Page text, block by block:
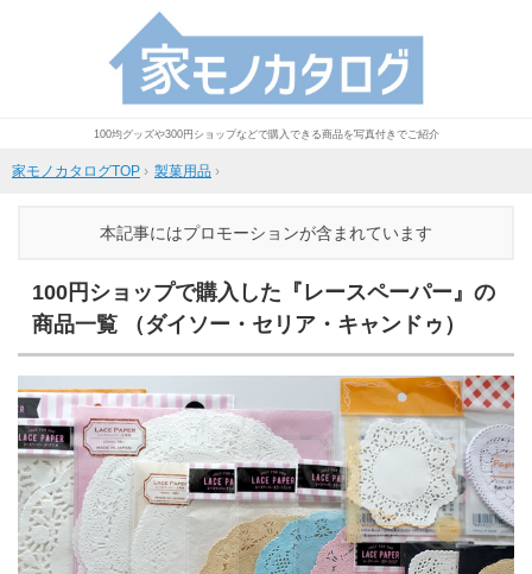
100均グッズや300円ショップなどで購入できる商品を写真付きでご紹介
家モノカタログTOP › 製菓用品 ›
本記事にはプロモーションが含まれています
100円ショップで購入した『レースペーパー』の
商品一覧 （ダイソー・セリア・キャンドゥ）